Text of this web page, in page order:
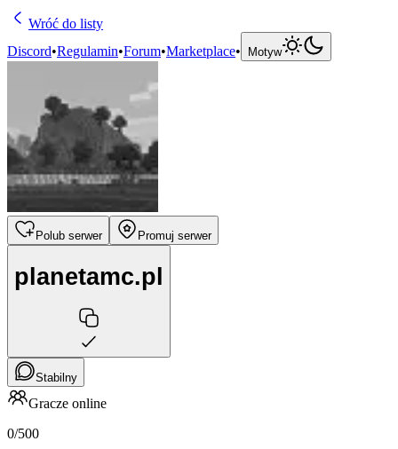
Wróć do listy
Discord•Regulamin•Forum•Marketplace• Motyw
Polub serwer Promuj serwer
planetamc.pl
Stabilny
Gracze online
0/500